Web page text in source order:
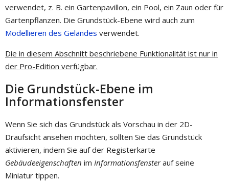
verwendet, z. B. ein Gartenpavillon, ein Pool, ein Zaun oder für
Gartenpflanzen. Die Grundstück-Ebene wird auch zum
Modellieren des Geländes verwendet.
Die in diesem Abschnitt beschriebene Funktionalität ist nur in
der Pro-Edition verfügbar.
Die Grundstück-Ebene im
Informationsfenster
Wenn Sie sich das Grundstück als Vorschau in der 2D-
Draufsicht ansehen möchten, sollten Sie das Grundstück
aktivieren, indem Sie auf der Registerkarte
Gebäudeeigenschaften im Informationsfensterauf seine
Miniatur tippen.